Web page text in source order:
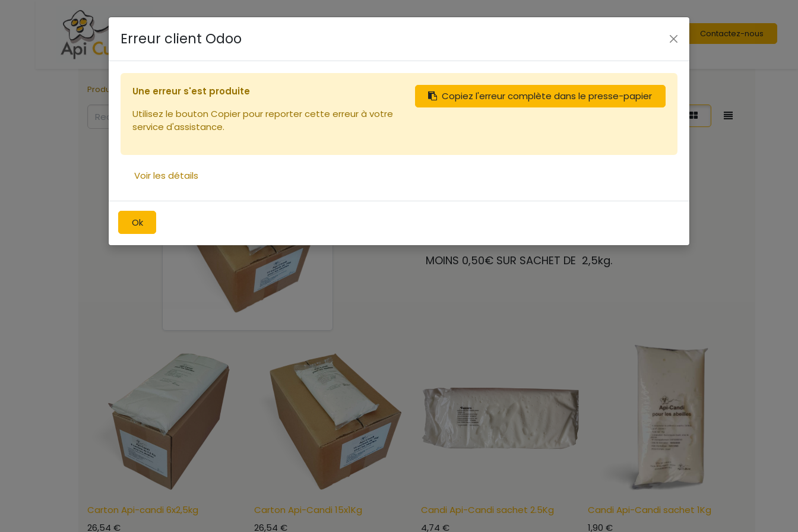
Accueil Boutique Contactez-nous
Produits Rucher Nourrissement
Baisse de prix du candi
MOINS 0,50€ SUR SACHET DE 2,5kg.
Carton Api-candi 6x2,5kg
26,54 €
Carton Api-Candi 15x1Kg
26,54 €
Candi Api-Candi sachet 2.5Kg
4,74 €
Candi Api-Candi sachet 1Kg
1,90 €
Erreur client Odoo
Ok
Copiez l'erreur complète dans le presse-papier
Une erreur s'est produite
Utilisez le bouton Copier pour reporter cette erreur à votre
service d'assistance.
Voir les détails